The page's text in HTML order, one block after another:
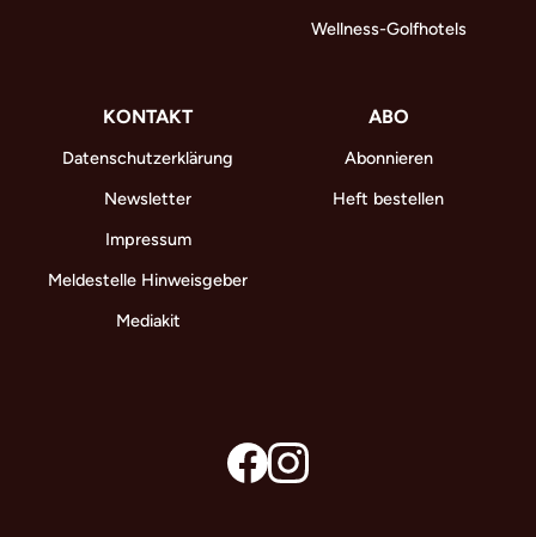
Wellness-Golfhotels
KONTAKT
Datenschutzerklärung
Newsletter
Impressum
Meldestelle Hinweisgeber
Mediakit
ABO
Abonnieren
Heft bestellen